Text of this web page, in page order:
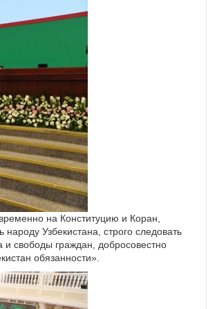
на Конституцию и Коран,
Узбекистана, строго следовать
и свободы граждан, добросовестно
обязанности».